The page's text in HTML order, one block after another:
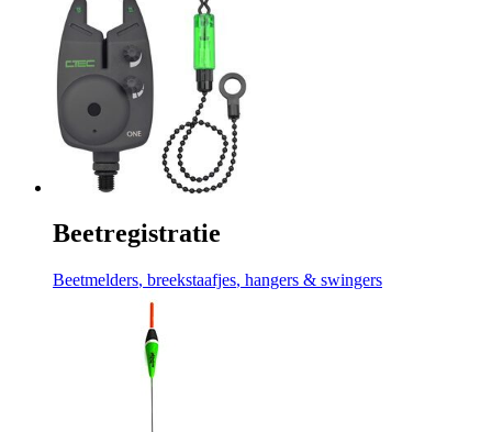
Beetregistratie
Beetmelders, breekstaafjes, hangers & swingers